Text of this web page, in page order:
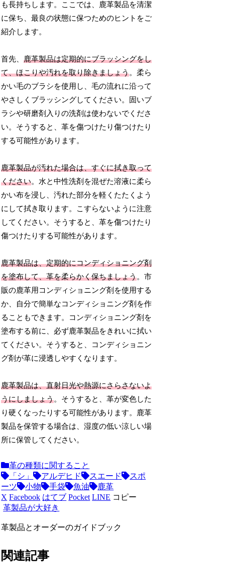
も長持ちします。ここでは、鹿革製品を清潔
に保ち、最良の状態に保つためのヒントをご
紹介します。
首先、鹿革製品は定期的にブラッシングをし
て、ほこりや汚れを取り除きましょう。柔ら
かい毛のブラシを使用し、毛の流れに沿って
やさしくブラッシングしてください。固いブ
ラシや研磨剤入りの洗剤は使わないでくださ
い。そうすると、革を傷つけたり傷つけたり
する可能性があります。
鹿革製品が汚れた場合は、すぐに拭き取って
ください。水と中性洗剤を混ぜた溶液に柔ら
かい布を浸し、汚れた部分を軽くたたくよう
にして拭き取ります。こすらないように注意
してください。そうすると、革を傷つけたり
傷つけたりする可能性があります。
鹿革製品は、定期的にコンディショニング剤
を塗布して、革を柔らかく保ちましょう。市
販の鹿革用コンディショニング剤を使用する
か、自分で簡単なコンディショニング剤を作
ることもできます。コンディショニング剤を
塗布する前に、必ず鹿革製品をきれいに拭い
てください。そうすると、コンディショニン
グ剤が革に浸透しやすくなります。
鹿革製品は、直射日光や熱源にさらさないよ
うにしましょう。そうすると、革が変色した
り硬くなったりする可能性があります。鹿革
製品を保管する場合は、湿度の低い涼しい場
所に保管してください。
革の種類に関すること
「シ」
アルデヒド スエード
スポ
ーツ
小物 手袋 魚油
鹿革
X Facebook はてブ Pocket LINE コピー
革製品が大好き
革製品とオーダーのガイドブック
関連記事